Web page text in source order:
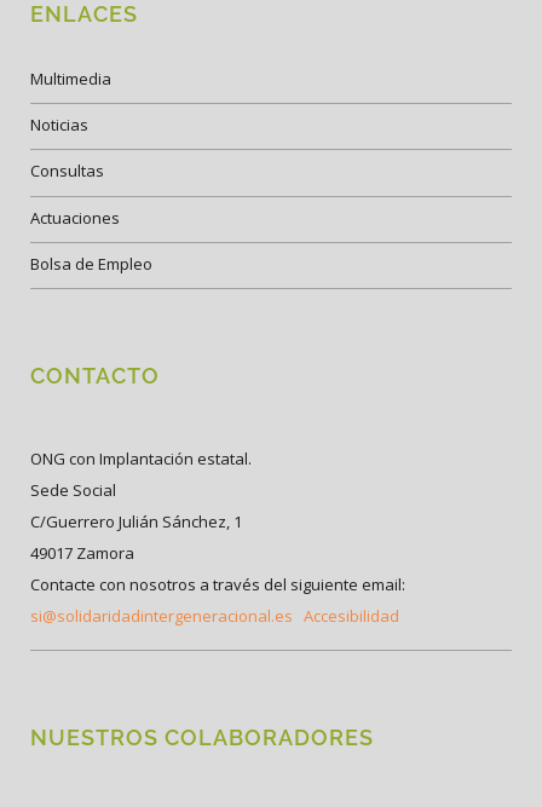
ENLACES
Multimedia
Noticias
Consultas
Actuaciones
Bolsa de Empleo
CONTACTO
ONG con Implantación estatal.
Sede Social
C/Guerrero Julián Sánchez, 1
49017 Zamora
Contacte con nosotros a través del siguiente email:
si@solidaridadintergeneracional.es Accesibilidad
NUESTROS COLABORADORES